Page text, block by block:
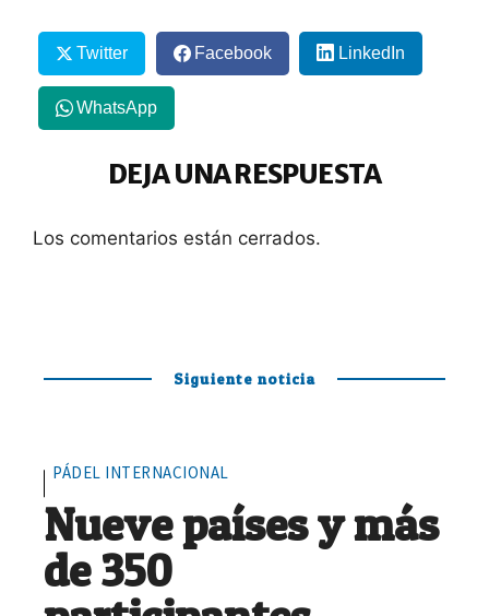
Twitter Facebook LinkedIn
WhatsApp
DEJA UNA RESPUESTA
Los comentarios están cerrados.
Siguiente noticia
PÁDEL INTERNACIONAL
Nueve países y más
de 350